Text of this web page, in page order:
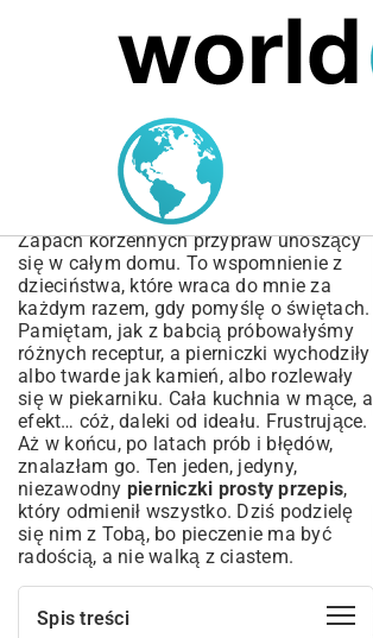
MARIUSZ ŁAMAGA 04.10.2025
Pierniczki Prosty Przepis
– Idealne i Miękkie od
Zapach korzennych przypraw unoszący
się w całym domu. To wspomnienie z
dzieciństwa, które wraca do mnie za
każdym razem, gdy pomyślę o świętach.
Pamiętam, jak z babcią próbowałyśmy
różnych receptur, a pierniczki wychodziły
albo twarde jak kamień, albo rozlewały
się w piekarniku. Cała kuchnia w mące, a
efekt… cóż, daleki od ideału. Frustrujące.
Aż w końcu, po latach prób i błędów,
znalazłam go. Ten jeden, jedyny,
niezawodny pierniczki prosty przepis,
który odmienił wszystko. Dziś podzielę
się nim z Tobą, bo pieczenie ma być
radością, a nie walką z ciastem.
Spis treści